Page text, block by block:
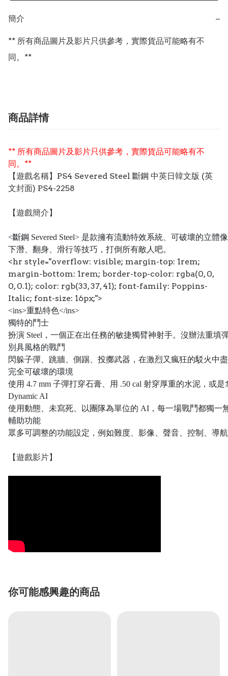
簡介 −
** 所有商品圖片及影片只供參考，實際貨品可能略有不
同。**
商品詳情
** 所有商品圖片及影片只供參考，實際貨品可能略有不
同。**
【遊戲名稱】PS4 Severed Steel 斷鋼 中英日韓文版 (英
文封面) PS4-2258
【遊戲簡介】
<斷鋼 Severed Steel> 是款擁有流動特效系統、可破壞的立
下潛、翻身、滑行等技巧，打倒所有敵人吧。
<hr style="overflow: visible; margin-top: 1rem;
margin-bottom: 1rem; border-top-color: rgba(0, 0,
0, 0.1); color: rgb(33, 37, 41); font-family: Poppins-
Italic; font-size: 16px;">
<ins>重點特色</ins>
獨特的鬥士
扮演 Steel，一個正在出任務的敏捷獨臂神射手。沒辦法重
別具風格的戰鬥
閃躲子彈、跳牆、側踢、投擲武器，在激烈又瘋狂的駁火中
完全可破壞的環境
使用 4.7 mm 子彈打穿石膏、用 .50 cal 射穿厚重的水泥，或
Dynamic AI
使用動態、未寫死、以團隊為單位的 AI，每一場戰鬥都獨一
輔助功能
眾多可調整的功能設定，例如難度、影像、聲音、控制、導
【遊戲影片】
你可能感興趣的商品